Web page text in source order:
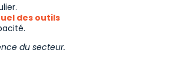
des outils
du secteur.